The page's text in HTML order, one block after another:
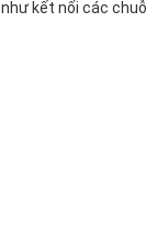
kết nối các